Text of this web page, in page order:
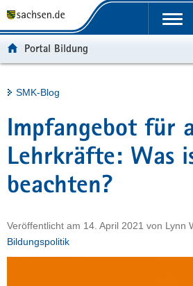
t
e
g
r
f
e
u
h
l
t
e
v
e
Portalübergreifende
Portal Bildung
Hauptinhalt
SMK-Blog
Impfangebot für
Lehrkräfte: Was
beachten?
Veröffentlicht am 14. April 2021 von Lynn
Bildungspolitik